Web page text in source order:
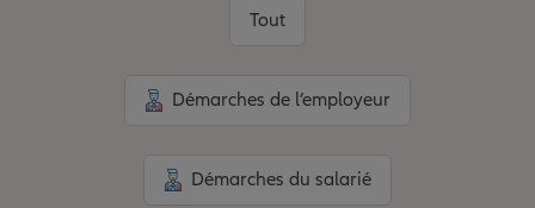
Tout
Démarches de l’employeur
Démarches du salarié